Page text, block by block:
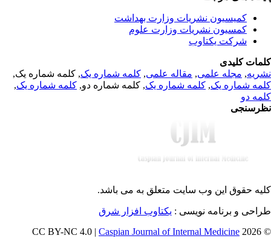
کمیسیون نشریات وزارت بهداشت
کمسیون نشریات وزارت علوم
شرکت یکتاوب
کلیدی
,مجله علمی, مقاله علمی, کلمه شماره یک, کلمه شماره یک,
شماره یک,کلمه شماره یک, کلمه شماره دو,کلمه شماره یک,
دو
حقوق این وب سایت متعلق بهمی باشد.
و برنامه نویسی : یکتاوب افزار شرق
©
Caspian Journal of Internal Medicine